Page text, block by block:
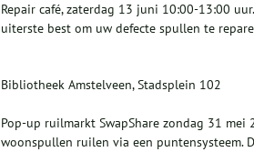
Repair café, zaterdag 13 juni 10:00-13:00
uiterste best om uw defecte spullen te
Bibliotheek Amstelveen, Stadsplein 102
Pop-up ruilmarkt SwapShare zondag 31 mei
woonspullen ruilen via een puntensysteem.